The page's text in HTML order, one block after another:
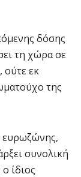
δόσης
τη χώρα σε
ούτε εκ
της
ευρωζώνης,
συνολική
ίδιος